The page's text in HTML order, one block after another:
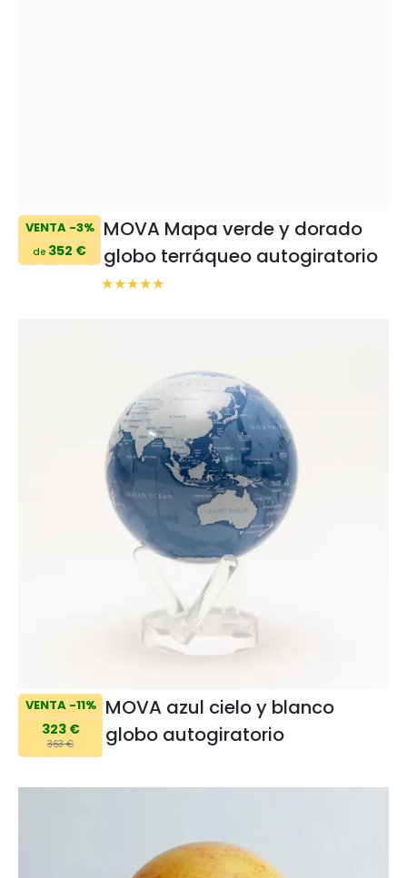
VENTA -3%
de 352 €
MOVA Mapa verde y dorado
globo terráqueo autogiratorio
VENTA -11%
323 €
363 €
MOVA azul cielo y blanco
globo autogiratorio